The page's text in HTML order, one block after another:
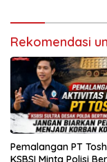
Rekomendasi
Pemalangan PT
KSBSI Minta Polisi